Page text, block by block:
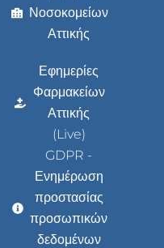
Νοσοκομείων
Αττικής
Εφημερίες
Φαρμακείων
Αττικής
(Live)
GDPR -
Ενημέρωση
προστασίας
προσωπικών
δεδομένων